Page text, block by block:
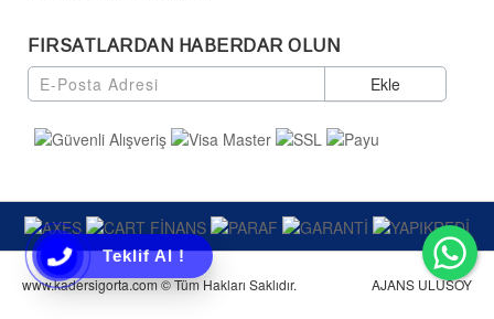
FIRSATLARDAN HABERDAR OLUN
Ekle
www.kadersigorta.com © Tüm Hakları Saklıdır. AJANS ULUSOY
Teklif Al !